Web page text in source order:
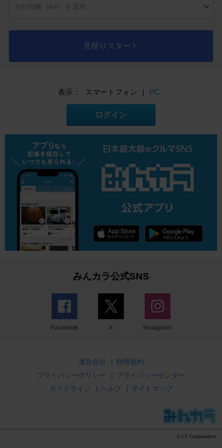
見積りスタート
表示： スマートフォン | PC
ログイン
みんカラ公式SNS
Facebook X Instagram
運営会社 | 利用規約
プライバシーポリシー
| プライバシーセンター
ガイドライン
| ヘルプ | サイトマップ
© LY Corporation